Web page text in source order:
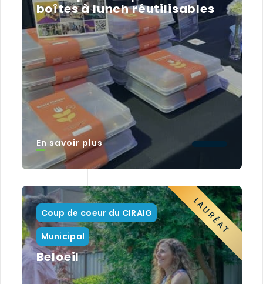
boîtes à lunch réutilisables
En savoir plus
LAURÉAT
Coup de coeur du CIRAIG
Municipal
Beloeil